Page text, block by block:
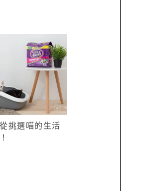
挑選喵的生活